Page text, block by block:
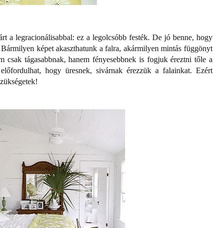
a legracionálisabbal: ez a legolcsóbb festék. De jó benne, hogy
képet akaszthatunk a falra, akármilyen mintás függönyt
tágasabbnak, hanem fényesebbnek is fogjuk éreztni tőle a
hogy üresnek, sivárnak érezzük a falainkat. Ezért